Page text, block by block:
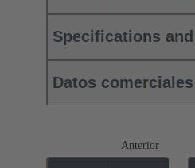
Specifications
Datos comerciales
Anterior